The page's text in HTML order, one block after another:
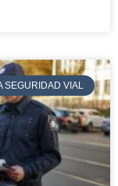
SEGURIDAD VIAL